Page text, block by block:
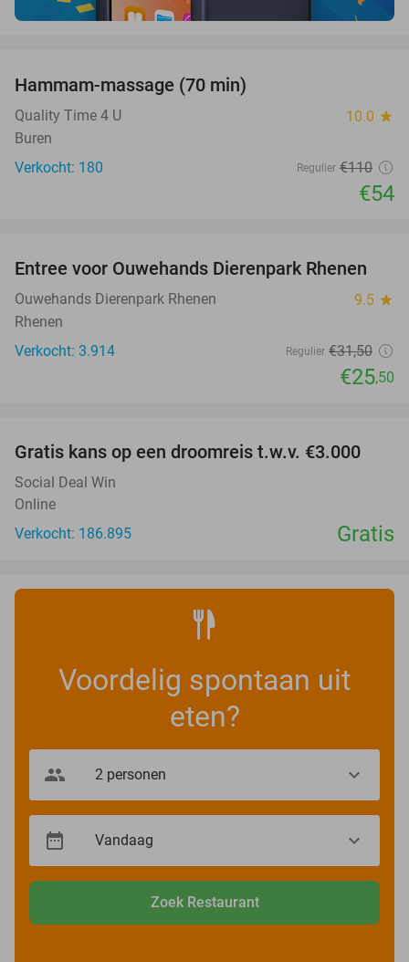
OUT
Hammam-massage (70 min)
Quality Time 4 U 10.0 star
Buren
Verkocht: 180
Regulier €110
€54
19%
Entree voor Ouwehands Dierenpark Rhenen
Ouwehands Dierenpark Rhenen 9.5 star
Rhenen
Verkocht: 3.914
Regulier €31,50
€25,50
Gratis kans op een droomreis t.w.v. €3.000
Social Deal Win
Online
Verkocht: 186.895
Gratis
Voordelig spontaan uit
eten?
Zoek Restaurant